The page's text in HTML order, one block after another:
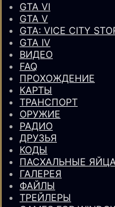
GTA VI
GTA V
GTA: VICE CITY
GTA IV
ВИДЕО
FAQ
ПРОХОЖДЕНИЕ
КАРТЫ
ТРАНСПОРТ
ОРУЖИЕ
РАДИО
ДРУЗЬЯ
КОДЫ
ПАСХАЛЬНЫЕ
ГАЛЕРЕЯ
ФАЙЛЫ
ТРЕЙЛЕРЫ